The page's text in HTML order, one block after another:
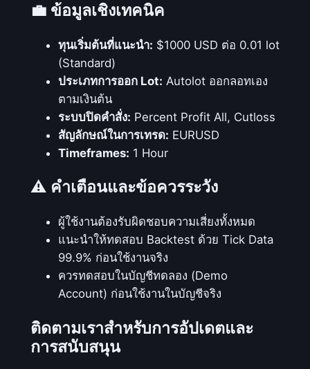
เ
น้
ม
ตั
ว
💼 ข้อมูลเชิงเทคนิค
ทุนเริ่มต้นที่แนะนำ: $1000 USD ต่อ 0.01 lot
(Standard)
ประเภทการออก Lot: Autolot ออกลอทเอง
ตามเงินต้น
ระบบปิดคำสั่ง: Percent Profit All, Cutloss
สัญลักษณ์ในการเทรด: EURUSD
Timeframes: 1 Hour
⚠️ คำเตือนและข้อควรระวัง
ผู้ใช้งานต้องรับผิดชอบความเสี่ยงทั้งหมด
แนะนำให้ทดสอบ Backtest ด้วย Tick Data
99.9% ก่อนใช้งานจริง
ควรทดสอบในบัญชีทดลอง (Demo
Account) ก่อนใช้งานในบัญชีจริง
ติดตามเราสำหรับการอัปเดตและ
การสนับสนุน